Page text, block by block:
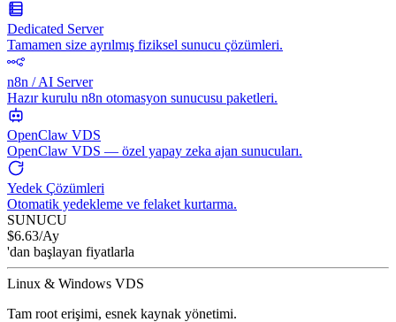
Dedicated Server
Tamamen size ayrılmış fiziksel sunucu çözümleri.
n8n / AI Server
Hazır kurulu n8n otomasyon sunucusu paketleri.
OpenClaw VDS
OpenClaw VDS — özel yapay zeka ajan sunucuları.
Yedek Çözümleri
Otomatik yedekleme ve felaket kurtarma.
SUNUCU
$6.63/Ay
'dan başlayan fiyatlarla
Linux & Windows VDS
Tam root erişimi, esnek kaynak yönetimi.